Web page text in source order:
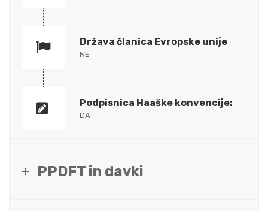
Država članica Evropske unije
NE
Podpisnica Haaške konvencije:
DA
PPDFT in davki